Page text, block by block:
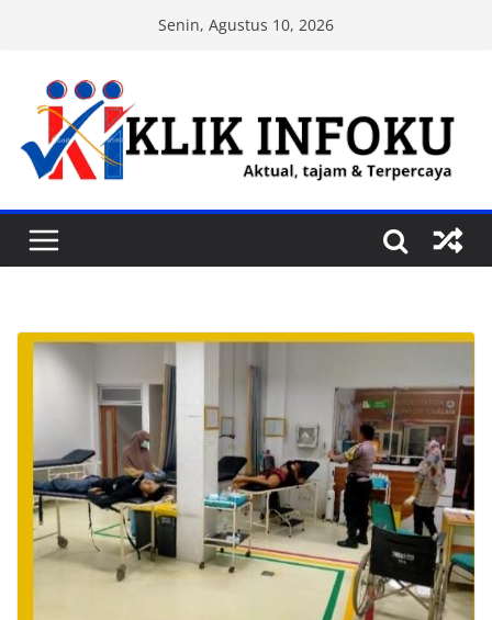
content
Senin, Agustus 10, 2026